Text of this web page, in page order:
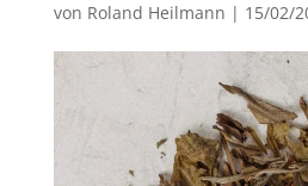
von Roland Heilmann | 15/02/